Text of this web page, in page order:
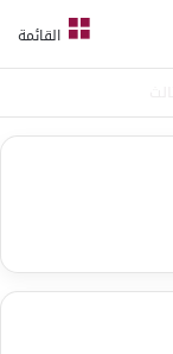
القائمة